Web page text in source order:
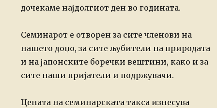
дочекаме најдолгиот ден во годината.
Семинарот е отворен за сите членови на
нашето доџо, за сите љубители на природата
и на јапонските боречки вештини, како и за
сите наши пријатели и подржувачи.
Цената на семинарската такса изнесува